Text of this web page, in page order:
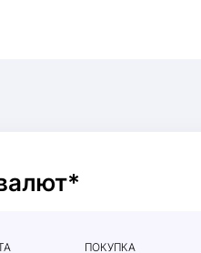
ПОКУПКА